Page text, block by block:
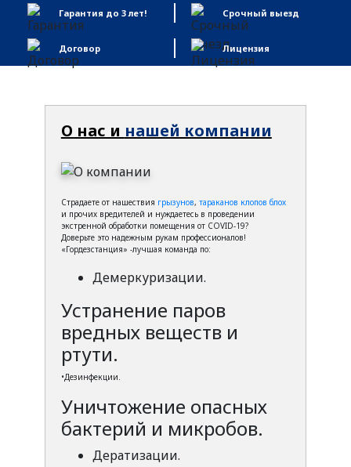
Гарантия до 3 лет! Срочный выезд
Договор Лицензия
О нас и нашей компании
Страдаете от нашествия грызунов, тараканов клопов блох
и прочих вредителей и нуждаетесь в проведении
экстренной обработки помещения от COVID-19?
Доверьте это надежным рукам профессионалов!
«Гордезстанция» -лучшая команда по:
Демеркуризации.
Устранение паров
вредных веществ и
ртути.
•Дезинфекции.
Уничтожение опасных
бактерий и микробов.
Дератизации.